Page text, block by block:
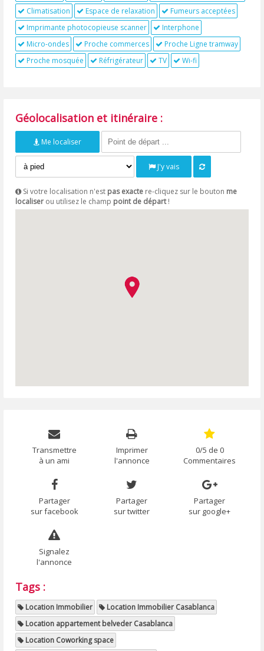
Climatisation
Espace de relaxation
Fumeurs acceptées
Imprimante photocopieuse scanner
Interphone
Micro-ondes
Proche commerces
Proche Ligne tramway
Proche mosquée
Réfrigérateur TV Wi-fi
Géolocalisation et itinéraire :
Me localiser
J'y vais
Si votre localisation n'est pas exacte re-cliquez sur le bouton me
localiser ou utilisez le champ point de départ!
Transmettre
à un ami
Imprimer
l'annonce
0/5 de 0
Commentaires
Partager
sur facebook
Partager
sur twitter
Partager
sur google+
Signalez
l'annonce
Tags :
Location Immobilier
Location Immobilier Casablanca
Location appartement belveder Casablanca
Location Coworking space